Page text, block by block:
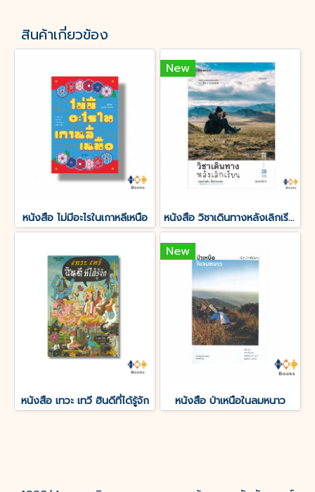
สินค้าเกี่ยวข้อง
หนังสือ ไม่มีอะไรในเกาหลีเหนือ
New
หนังสือ วิชาเดินทางหลังเลิกเรียน
หนังสือ เทวะ เทวี ฮินดีที่ได้รู้จัก
New
หนังสือ ป่าเหนือในลมหนาว